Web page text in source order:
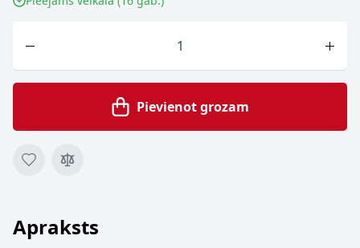
Pievienot grozam
Apraksts